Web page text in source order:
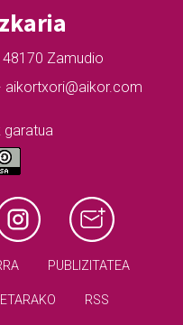
Zamudio
aikortxori@aikor.com
garatua
PUBLIZITATEA
RSS